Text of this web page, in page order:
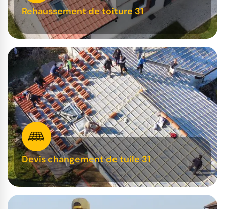
Rehaussement de toiture 31
Devis changement de tuile 31